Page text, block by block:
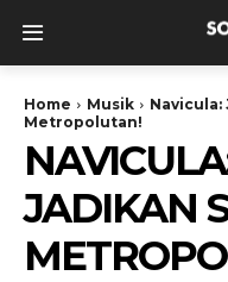
Home Musik
Navicula:
Metropolutan!
JADIKAN